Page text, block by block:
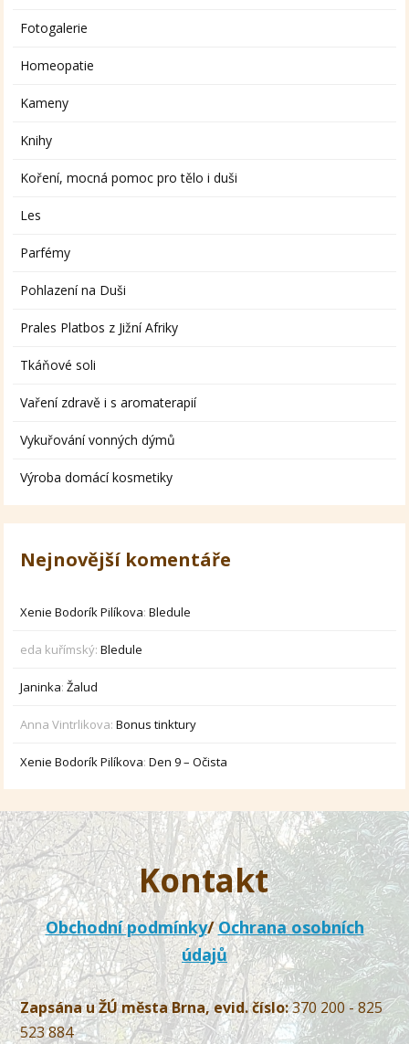
Fotogalerie
Homeopatie
Kameny
Knihy
Koření, mocná pomoc pro tělo i duši
Les
Parfémy
Pohlazení na Duši
Prales Platbos z Jižní Afriky
Tkáňové soli
Vaření zdravě i s aromaterapií
Vykuřování vonných dýmů
Výroba domácí kosmetiky
Nejnovější komentáře
Xenie Bodorík Pilíkova:Bledule
eda kuřímský:Bledule
Janinka:Žalud
Anna Vintrlikova:Bonus tinktury
Xenie Bodorík Pilíkova:Den 9 – Očista
Kontakt
Obchodní podmínky/Ochrana osobních
údajů
Zapsána u ŽÚ města Brna, evid. číslo:370 200 - 825
523 884